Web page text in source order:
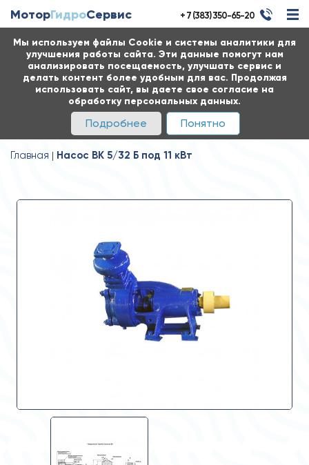
Мы используем файлы Cookie и системы аналитики для
улучшения работы сайта. Эти данные помогут нам
анализировать посещаемость, улучшать сервис и
делать контент более удобным для вас. Продолжая
использовать сайт, вы даете свое согласие на
обработку персональных данных.
Подробнее Понятно
МоторГидроСервис + 7 (383) 350-65-20
Главная Насос ВК 5/32 Б под 11 кВт